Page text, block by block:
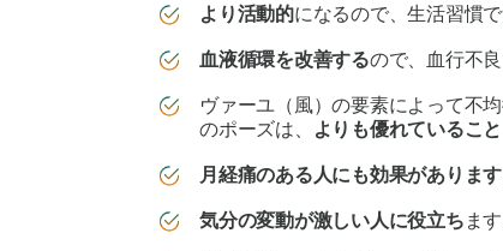
より活動的になるので、生活習慣
血液循環を改善するので、血行不
ヴァーユ （風）の要素によって不
のポーズは、
よりも優れていること
月経痛のある人にも効果があります
気分の変動が激しい人に役立ち ます